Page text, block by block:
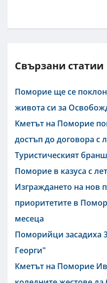
Свързани статии
Поморие ще се
живота си за
Кметът на Поморие
достъп до договора с
Туристическият
Поморие в казуса с
Изграждането на нов
приоритетите в
месеца
Поморийци засадиха
Георги"
Кметът на Поморие